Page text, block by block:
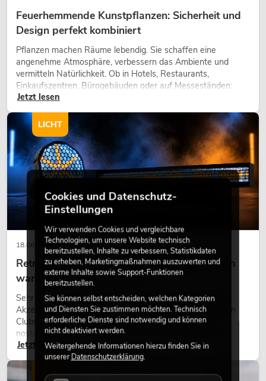
Feuerhemmende Kunstpflanzen: Sicherheit und
Design perfekt kombiniert
Pflanzen machen Räume lebendig. Sie schaffen eine
angenehme Atmosphäre, verbessern das Ambiente und
vermitteln Natürlichkeit. Ob in Hotels, Restaurants,
Einkaufszentren, Bürogebäuden oder auf Messeständen:
eine hochwertige Begrünung gehört heute längst zum
modernen Raumkonzept.
Jetzt lesen
18.06.2026
Retro-Licht im modernen Lichtdesign: Warum
warmes Licht wieder wirkt
Sehr warmes Licht, sichtbare Leuchtflächen und farbige
Akzente prägen viele aktuelle Lichtdesigns auf Bühnen, in
Clubs und bei Events. Retro-Licht ist dabei kein rein
nostalgischer Effekt, sondern ein bewusst eingesetztes
Gestaltungsmittel: Es schafft Atmosphäre, gibt Szenen
Charakter und kann technische LED-Setups emotionaler
wirken lassen.
Jetzt lesen
LICHT
LICHT
Cookies und Datenschutz-
Einstellungen
Wir verwenden Cookies und vergleichbare
Technologien, um unsere Website technisch
bereitzustellen, Inhalte zu verbessern, Statistikdaten
zu erheben, Marketingmaßnahmen auszuwerten und
externe Inhalte sowie Support-Funktionen
bereitzustellen.
Sie können selbst entscheiden, welchen Kategorien
und Diensten Sie zustimmen möchten. Technisch
erforderliche Dienste sind notwendig und können
nicht deaktiviert werden.
Weitergehende Informationen hierzu finden Sie in
unsererDatenschutzerklärung.